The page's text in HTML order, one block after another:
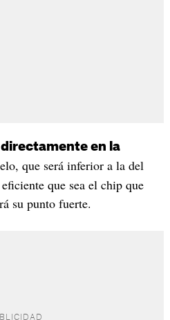
en la
que será inferior a la del
que sea el chip que
su punto fuerte.